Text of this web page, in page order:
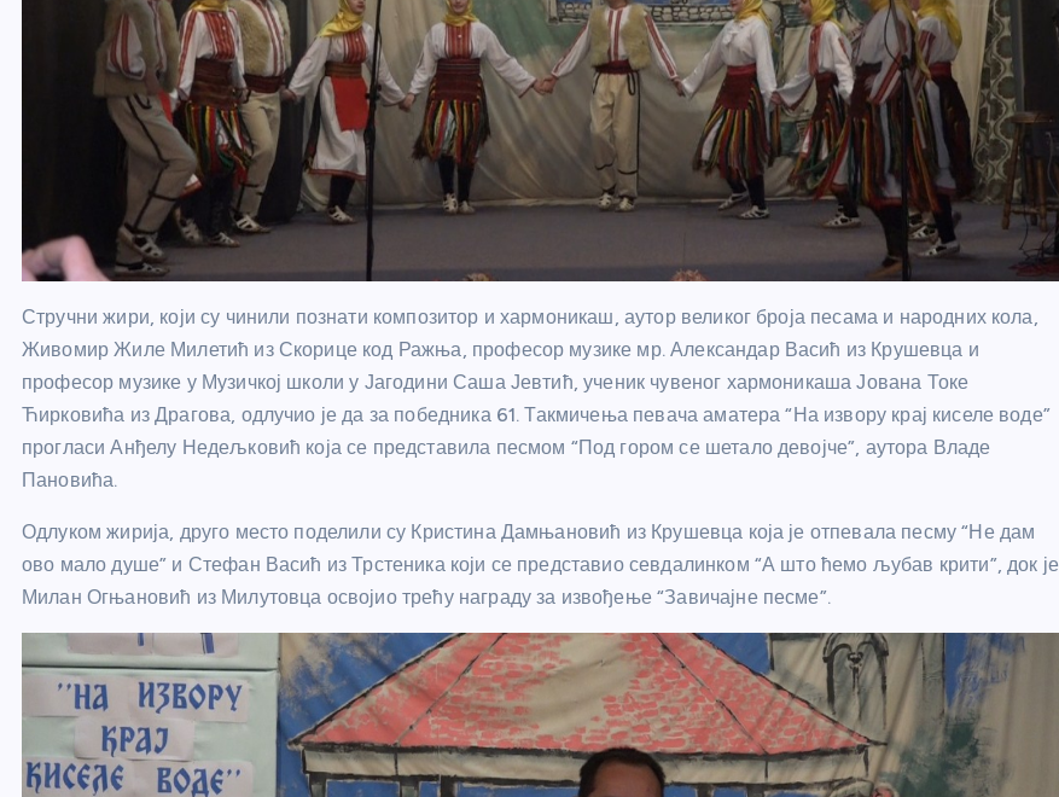
Стручни жири, који су чинили познати композитор и хармоникаш, аутор великог броја песама и народних кола,
Живомир Жиле Милетић из Скорице код Ражња, професор музике мр. Александар Васић из Крушевца и
професор музике у Музичкој школи у Јагодини Саша Јевтић, ученик чувеног хармоникаша Јована Токе
Ћирковића из Драгова, одлучио је да за победника 61. Такмичења певача аматера “На извору крај киселе воде”
прогласи Анђелу Недељковић која се представила песмом “Под гором се шетало девојче”, аутора Владе
Пановића.
Одлуком жирија, друго место поделили су Кристина Дамњановић из Крушевца која је отпевала песму “Не дам
ово мало душе” и Стефан Васић из Трстеника који се представио севдалинком “А што ћемо љубав крити”, док је
Милан Огњановић из Милутовца освојио трећу награду за извођење “Завичајне песме”.